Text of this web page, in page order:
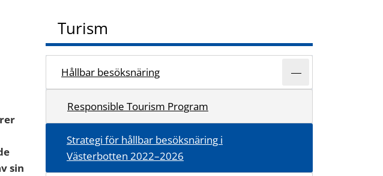
sin
Turism
Hållbar besöksnäring
Responsible Tourism Program
Strategi för hållbar besöksnäring i
Västerbotten 2022–2026